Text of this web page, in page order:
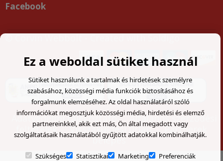
Facebook
Adatvédelmi tájékoztató
Általános szerződési
feltételek
Visszaküldési űrlap
Partnerek
belépés
Ez a weboldal sütiket használ
Sütiket használunk a tartalmak és hirdetések személyre
szabásához, közösségi média funkciók biztosításához és
forgalmunk elemzéséhez. Az oldal használatáról szóló
információkat megosztjuk közösségi média, hirdetési és elemző
partnereinkkel, akik ezt más, Ön által megadott vagy
szolgáltatásaik használatából gyűjtött adatokkal kombinálhatják.
Szükséges Statisztikai Marketing Preferenciák